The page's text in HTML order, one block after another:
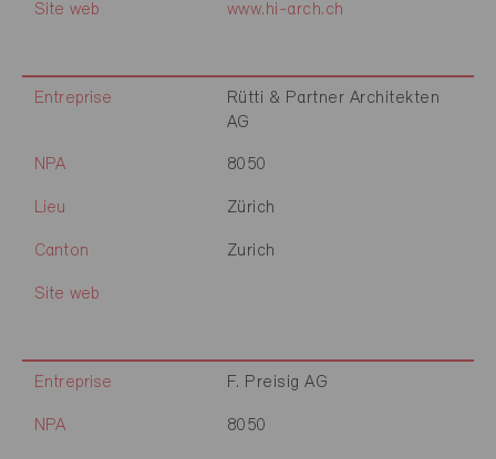
Site web www.hi-arch.ch
Entreprise
Rütti & Partner Architekten
AG
NPA 8050
Lieu Zürich
Canton Zurich
Site web
Entreprise F. Preisig AG
NPA 8050